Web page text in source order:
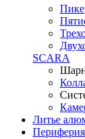
SCARA
Литье
Периферия